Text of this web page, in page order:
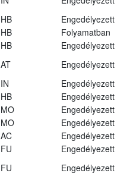
HB
Engedélyezett
HB
Folyamatban
HB
Engedélyezett
AT
Engedélyezett
IN
Engedélyezett
HB
Engedélyezett
MO
Engedélyezett
MO
Engedélyezett
AC
Engedélyezett
FU
Engedélyezett
FU
Engedélyezett